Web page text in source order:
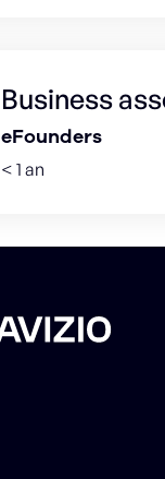
Business
eFounders
< 1 an